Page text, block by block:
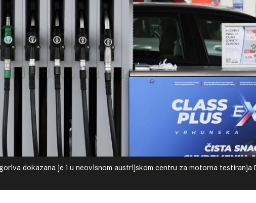
dokazana je i u neovisnom austrijskom centru za motorna testiranja